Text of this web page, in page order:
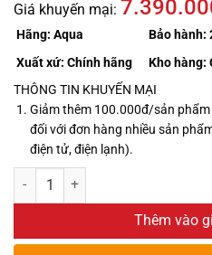
Giá khuyến mại:
Hãng: Aqua
Xuất xứ: Chính hãng
Bảo hành:
Kho hàng:
THÔNG TIN KHUYẾN MẠI
Giảm thêm 100.000đ/sản
đối với đơn hàng nhiều sản
điện tử, điện lạnh).
Thêm vào